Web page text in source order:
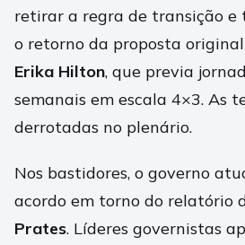
retirar a regra de transição e
o retorno da proposta
Erika Hilton, que previa
semanais em escala 4×3. As
derrotadas no plenário.
Nos bastidores, o governo
acordo em torno do relatório
Prates. Líderes governistas